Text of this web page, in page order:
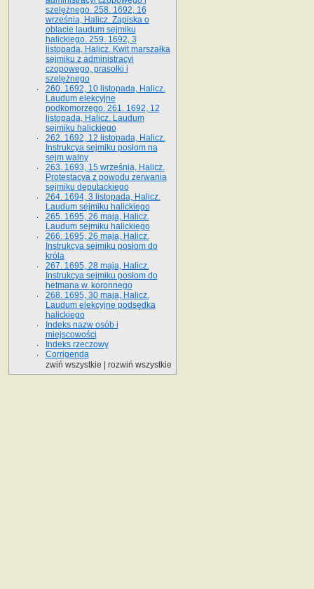
szelężnego. 258. 1692, 16
września, Halicz. Zapiska o
oblacie laudum sejmiku
halickiego. 259. 1692, 3
listopada, Halicz. Kwit marszałka
sejmiku z administracyi
czopowego, prasołki i
szelężnego
260. 1692, 10 listopada, Halicz.
Laudum elekcyjne
podkomorzego. 261. 1692, 12
listopada, Halicz. Laudum
sejmiku halickiego
262. 1692, 12 listopada, Halicz.
Instrukcya sejmiku posłom na
sejm walny
263. 1693, 15 września, Halicz.
Protestacya z powodu zerwania
sejmiku deputackiego
264. 1694, 3 listopada, Halicz.
Laudum sejmiku halickiego
265. 1695, 26 maja, Halicz.
Laudum sejmiku halickiego
266. 1695, 26 maja, Halicz.
Instrukcya sejmiku posłom do
króla
267. 1695, 28 maja, Halicz.
Instrukcya sejmiku posłom do
hetmana w. koronnego
268. 1695, 30 maja, Halicz.
Laudum elekcyjne podsędka
halickiego
Indeks nazw osób i
miejscowości
Indeks rzeczowy
Corrigenda
zwiń wszystkie
rozwiń wszystkie